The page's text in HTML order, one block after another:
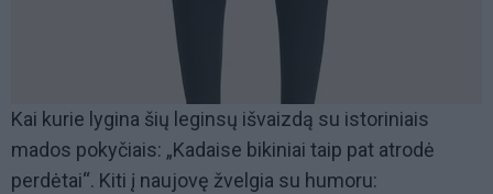
Kai kurie lygina šių leginsų išvaizdą su istoriniais
mados pokyčiais: „Kadaise bikiniai taip pat atrodė
perdėtai“. Kiti į naujovę žvelgia su humoru: